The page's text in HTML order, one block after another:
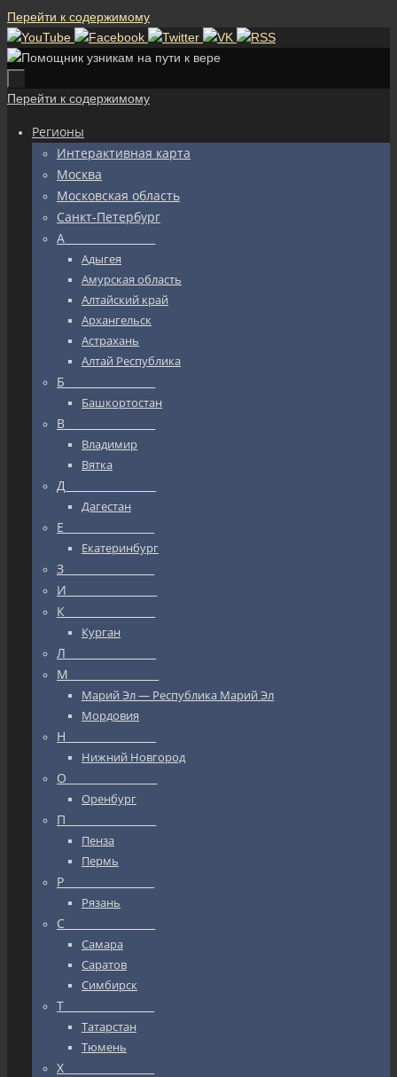
Перейти к содержимому
Перейти к содержимому
Регионы
Интерактивная карта
Москва
Московская область
Санкт-Петербург
А_________________
Адыгея
Амурская область
Алтайский край
Архангельск
Астрахань
Алтай Республика
Б_________________
Башкортостан
В_________________
Владимир
Вятка
Д_________________
Дагестан
Е_________________
Екатеринбург
З_________________
И_________________
К_________________
Курган
Л_________________
М_________________
Марий Эл — Республика Марий Эл
Мордовия
Н_________________
Нижний Новгород
О_________________
Оренбург
П_________________
Пенза
Пермь
Р_________________
Рязань
С_________________
Самара
Саратов
Симбирск
Т_________________
Татарстан
Тюмень
Х_________________